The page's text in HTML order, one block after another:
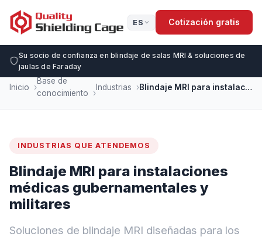
ES Cotización gratis
Su socio de confianza en blindaje de salas MRI & soluciones de
jaulas de Faraday
Inicio
Base de
conocimiento
Industrias Blindaje MRI para instalaciones médicas gubernamentales y militares
INDUSTRIAS QUE ATENDEMOS
Blindaje MRI para instalaciones
médicas gubernamentales y
militares
Soluciones de blindaje MRI diseñadas para los